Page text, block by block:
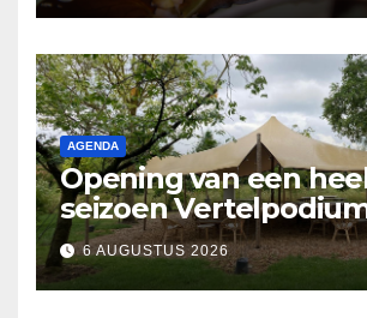
AGENDA
Opening van een
seizoen
Lopende Vuur’.
verhalen in
Hooidonk
6 AUGUSTUS 2026